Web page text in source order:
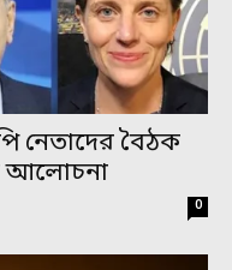
নেতাদের বৈঠক
আলোচনা
0